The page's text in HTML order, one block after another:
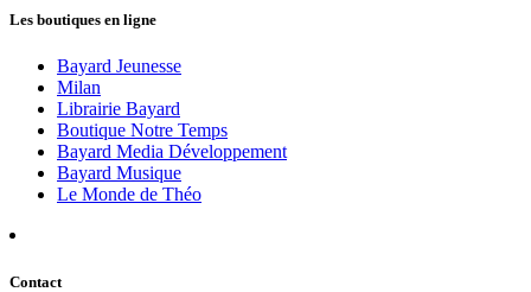
Les boutiques en ligne
Bayard Jeunesse
Milan
Librairie Bayard
Boutique Notre Temps
Bayard Media Développement
Bayard Musique
Le Monde de Théo
Contact